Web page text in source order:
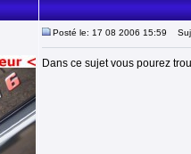
Posté le: 17 08 2006 15:59
Dans ce sujet vous pourez